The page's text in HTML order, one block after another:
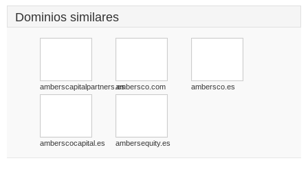
Dominios similares
amberscapitalpartners.esambersco.com ambersco.es
amberscocapital.es ambersequity.es